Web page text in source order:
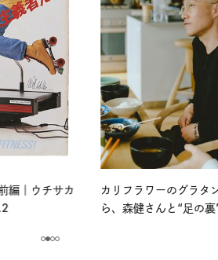
編｜ウチサカ
カリフラワーのグラタ
ら、森健さんと“足の